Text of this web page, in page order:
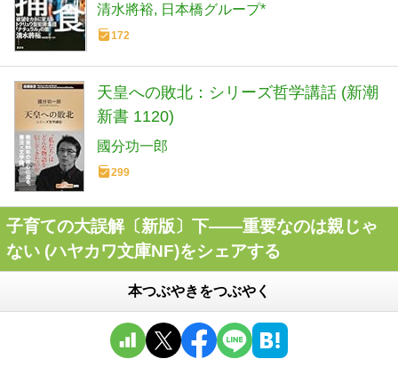
清水將裕 日本橋グループ*
172
天皇への敗北：シリーズ哲学講話 (新潮
新書 1120)
國分功一郎
299
子育ての大誤解〔新版〕下――重要なのは親じゃ
ない (ハヤカワ文庫NF)をシェアする
本つぶやきをつぶやく